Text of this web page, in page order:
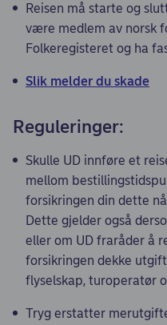
Reisen må starte og
være medlem av norsk
Folkeregisteret og ha
Slik melder du skade
Reguleringer:
Skulle UD innføre et
mellom
forsikringen din dette
Dette gjelder også
eller om UD fraråder å
forsikringen dekke
flyselskap, turoperatør
Tryg erstatter